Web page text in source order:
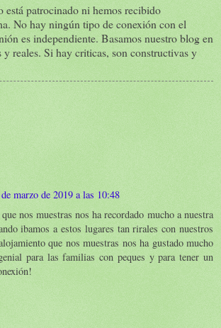
está patrocinado ni hemos recibido
No hay ningún tipo de conexión con el
es independiente. Basamos nuestro blog en
y reales. Si hay criticas, son constructivas y
marzo de 2019 a las 10:48
nos muestras nos ha recordado mucho a nuestra
ibamos a estos lugares tan rirales con nuestros
que nos muestras nos ha gustado mucho
para las familias con peques y para tener un